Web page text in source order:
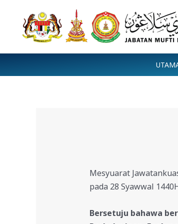
content
Mesyuarat
pada 28 Syawwal
Bersetuju bahawa